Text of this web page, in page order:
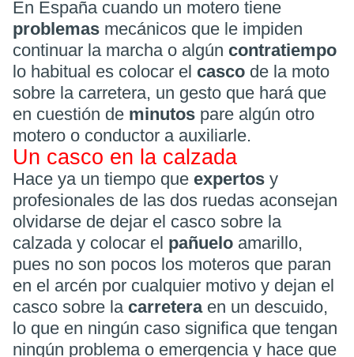
En España cuando un motero tiene
problemas mecánicos que le impiden
continuar la marcha o algún contratiempo
lo habitual es colocar el casco de la moto
sobre la carretera, un gesto que hará que
en cuestión de minutos pare algún otro
motero o conductor a auxiliarle.
Un casco en la calzada
Hace ya un tiempo que expertos y
profesionales de las dos ruedas aconsejan
olvidarse de dejar el casco sobre la
calzada y colocar el pañuelo amarillo,
pues no son pocos los moteros que paran
en el arcén por cualquier motivo y dejan el
casco sobre la carretera en un descuido,
lo que en ningún caso significa que tengan
ningún problema o emergencia y hace que